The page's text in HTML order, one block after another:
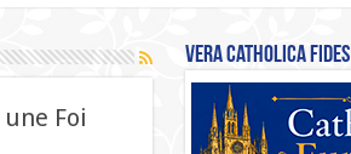
Foi
Vera Catholica Fides